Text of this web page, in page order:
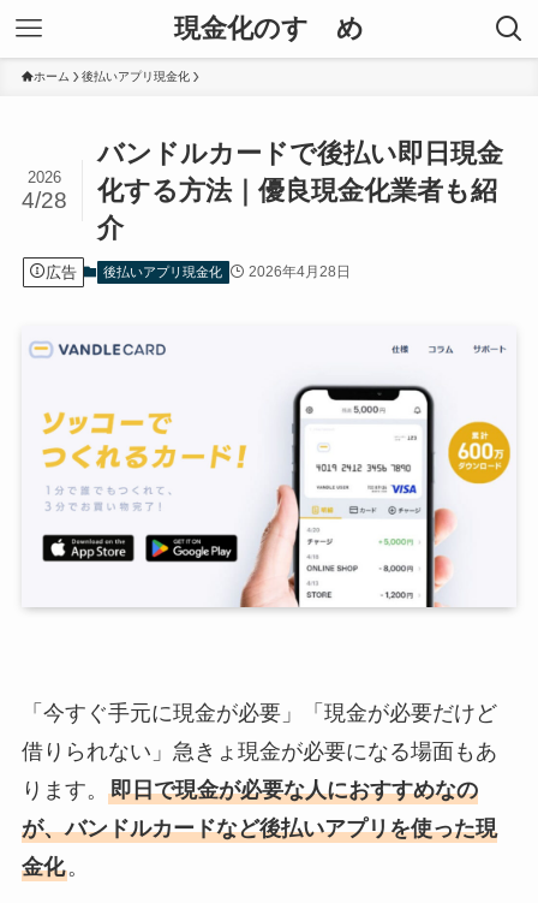
現金化のすゝめ
ホーム 後払いアプリ現金化
バンドルカードで後払い即日現金
化する方法｜優良現金化業者も紹
介
2026
4/28
広告 後払いアプリ現金化 2026年4月28日
「今すぐ手元に現金が必要」「現金が必要だけど
借りられない」急きょ現金が必要になる場面もあ
ります。 即日で現金が必要な人におすすめなの
が、バンドルカードなど後払いアプリを使った現
金化。